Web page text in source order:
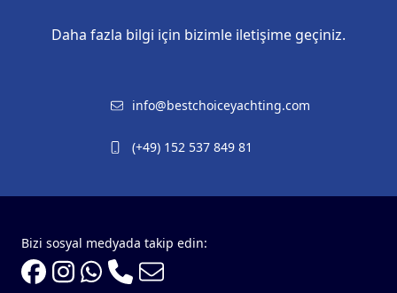
Daha fazla bilgi için bizimle iletişime geçiniz.
info@bestchoiceyachting.com
(+49) 152 537 849 81
Bizi sosyal medyada takip edin: